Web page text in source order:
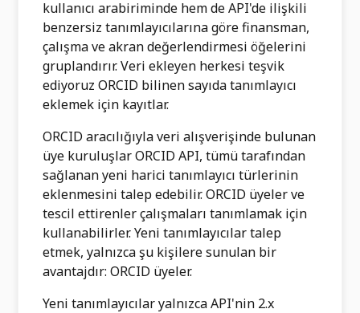
kullanıcı arabiriminde hem de API'de ilişkili
benzersiz tanımlayıcılarına göre finansman,
çalışma ve akran değerlendirmesi öğelerini
gruplandırır. Veri ekleyen herkesi teşvik
ediyoruz ORCID bilinen sayıda tanımlayıcı
eklemek için kayıtlar.
ORCID aracılığıyla veri alışverişinde bulunan
üye kuruluşlar ORCID API, tümü tarafından
sağlanan yeni harici tanımlayıcı türlerinin
eklenmesini talep edebilir. ORCID üyeler ve
tescil ettirenler çalışmaları tanımlamak için
kullanabilirler. Yeni tanımlayıcılar talep
etmek, yalnızca şu kişilere sunulan bir
avantajdır: ORCID üyeler.
Yeni tanımlayıcılar yalnızca API'nin 2.x